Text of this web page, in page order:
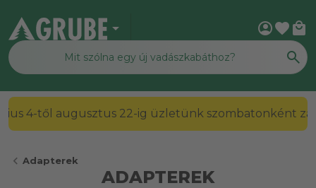
arrow_drop_down account_circlefavorite local_mall
2026. július 4-től augusztus 22-ig üzletünk
chevron_left Adapterek
ADAPTEREK